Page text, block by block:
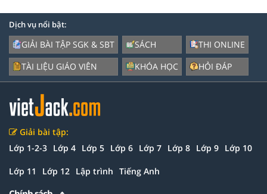
Dịch vụ nổi bật:
GIẢI BÀI TẬP SGK & SBT
TÀI LIỆU GIÁO VIÊN
SÁCH
KHÓA HỌC
THI ONLINE
HỎI ĐÁP
Giải bài tập:
Lớp 1-2-3 Lớp 4 Lớp 5 Lớp 6 Lớp 7 Lớp 8 Lớp 9 Lớp 10
Lớp 11 Lớp 12 Lập trình Tiếng Anh